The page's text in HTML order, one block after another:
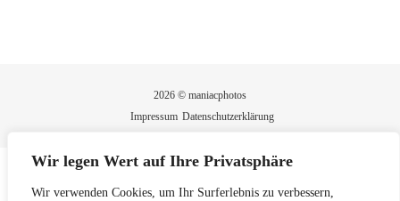
Wir legen Wert auf Ihre Privatsphäre
Wir verwenden Cookies, um Ihr Surferlebnis zu verbessern,
2026 © maniacphotos
Impressum Datenschutzerklärung